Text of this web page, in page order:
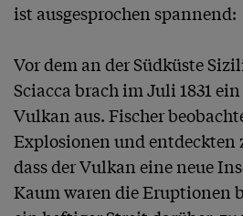
ist ausgesprochen spannend:
Vor dem an der Südküste
Sciacca brach im Juli 1831
Vulkan aus. Fischer
Explosionen und entdeckten
dass der Vulkan eine neue
Kaum waren die Eruptionen